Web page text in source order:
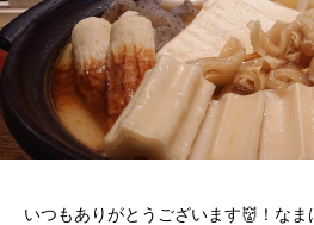
いつもありがとうございます👹！なま